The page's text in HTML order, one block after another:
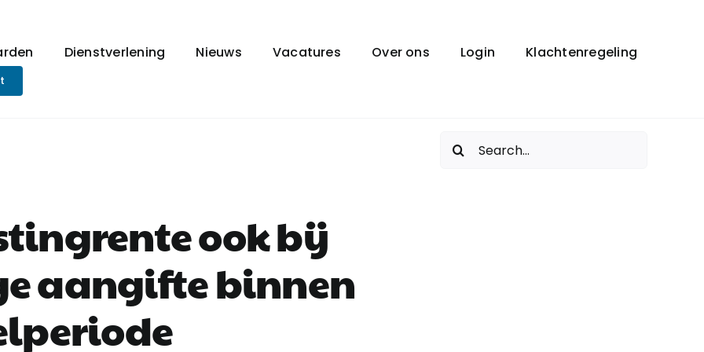
Dienstverlening Nieuws Vacatures Over ons Login Klachtenregeling
Zoeken
naar:
ook bij
aangifte binnen